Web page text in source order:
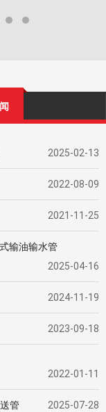
2025-02-13
2022-08-09
2021-11-25
输油输水管
2025-04-16
2024-11-19
2023-09-18
2022-01-11
管 2025-07-28